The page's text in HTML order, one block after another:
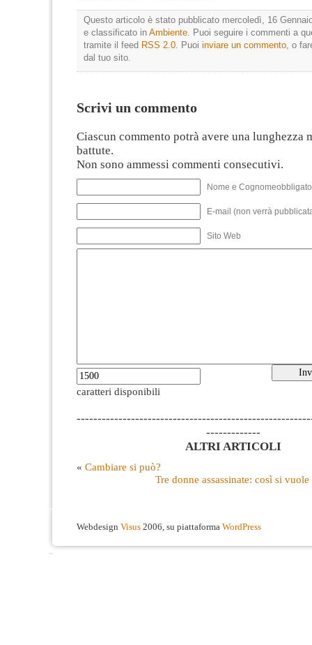
Questo articolo è stato pubblicato mercoledì, 16
e classificato in Ambiente. Puoi seguire i commenti a
tramite il feed RSS 2.0. Puoi inviare un commento, o
dal tuo sito.
Scrivi un commento
Ciascun commento potrà avere una lunghezza
battute.
Non sono ammessi commenti consecutivi.
Nome e
E-mail (non verrà
Sito Web
caratteri disponibili
-------------
ALTRI ARTICOLI
« Cambiare si può?
Tre donne assassinate: così si
Webdesign Visus 2006, su piattaforma WordPress